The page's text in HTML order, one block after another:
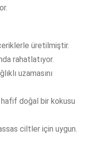
üretilmiştir.
rahatlatıyor.
uzamasını
doğal bir kokusu
ciltler için uygun.